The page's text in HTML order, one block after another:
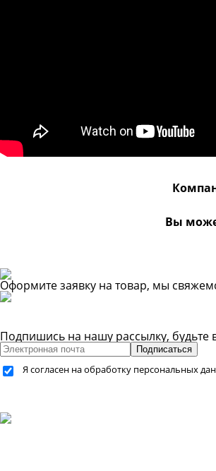
Вы
Оформите заявку на товар, мы
Подпишись на нашу рассылку, будьте
Подписаться
Я согласен на обработку персональных